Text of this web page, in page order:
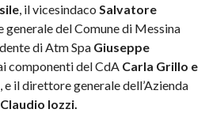
, il vicesindaco Salvatore
generale del Comune di Messina
di Atm Spa Giuseppe
componenti del CdA Carla Grillo e
, e il direttore generale dell’Azienda
Iozzi.